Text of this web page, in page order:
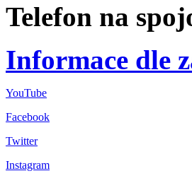
Telefon na
Informace dle
YouTube
Facebook
Twitter
Instagram